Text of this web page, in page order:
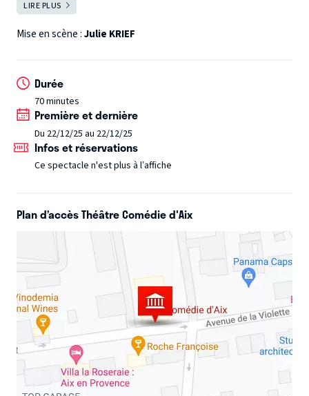
En ce réveillon du 24 décembre, c’est l’effervescence chez
les Delépine. Vincent, le fils unique, à la vie sentimentale
parents. Mais Léa n’est pas vraiment la belle-fille dont ils
rêvaient. Sans gêne et sans complexes elle va avoir l’effet
d’une tornade dans la vie de cette famille bien rangée. Le
« cadeau » va vite devenir embarrassant… Bref, Joyeux
Noël.
Coups bas, rebondissements et dinde aux marrons sont au
programme de cette comédie déjantée recommandée par
le Père Noël.
LIRE PLUS
Mise en scène :Julie KRIEF
Durée
70 minutes
Première et dernière
Du 22/12/25 au 22/12/25
Infos et réservations
Ce spectacle n'est plus à l’affiche
Plan d’accès Théâtre Comédie d'Aix